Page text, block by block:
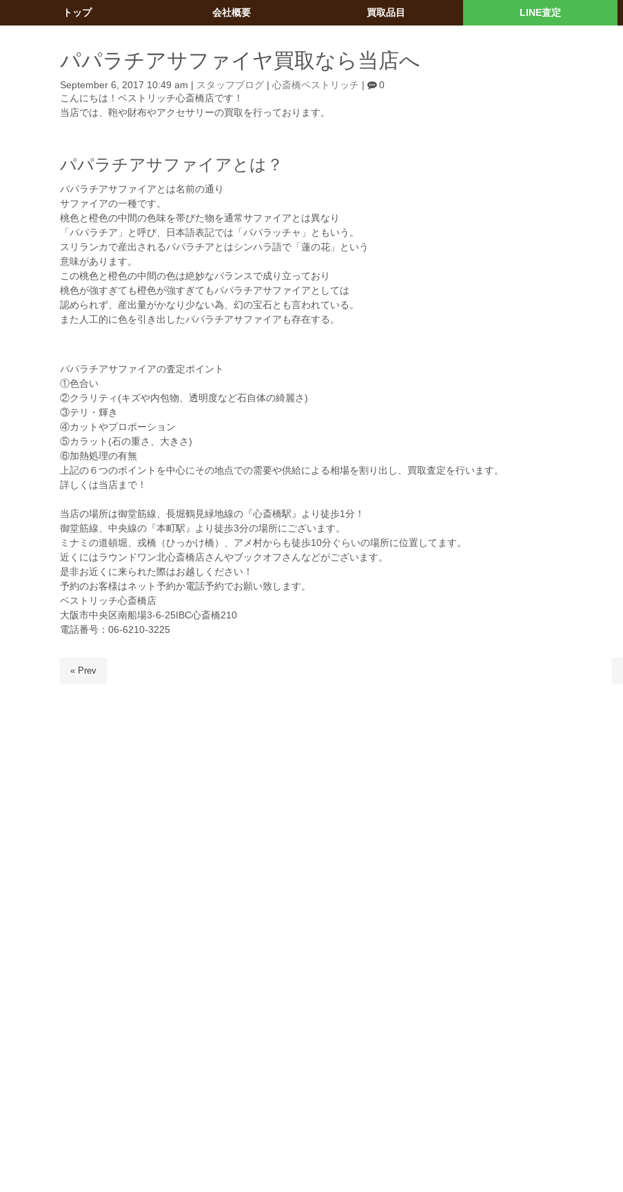
トップ 会社概要 買取品目 LINE査定
パパラチアサファイヤ買取なら当店へ
September 6, 2017 10:49 am スタッフブログ 心斎橋ベストリッチ
0
こんにちは！ベストリッチ心斎橋店です！
当店では、鞄や財布やアクセサリーの買取を行っております。
パパラチアサファイアとは？
パパラチアサファイアとは名前の通り
サファイアの一種です。
桃色と橙色の中間の色味を帯びた物を通常サファイアとは異なり
「パパラチア」と呼び、日本語表記では「パパラッチャ」ともいう。
スリランカで産出されるパパラチアとはシンハラ語で「蓮の花」という
意味があります。
この桃色と橙色の中間の色は絶妙なバランスで成り立っており
桃色が強すぎても橙色が強すぎてもパパラチアサファイアとしては
認められず、産出量がかなり少ない為、幻の宝石とも言われている。
また人工的に色を引き出したパパラチアサファイアも存在する。
パパラチアサファイアの査定ポイント
①色合い
②クラリティ(キズや内包物、透明度など石自体の綺麗さ)
③テリ・輝き
④カットやプロポーション
⑤カラット(石の重さ、大きさ)
⑥加熱処理の有無
上記の６つのポイントを中心にその地点での需要や供給による相場を割り出し、買取査定を行います。
詳しくは当店まで！
当店の場所は御堂筋線、長堀鶴見緑地線の『心斎橋駅』より徒歩1分！
御堂筋線、中央線の『本町駅』より徒歩3分の場所にございます。
ミナミの道頓堀、戎橋（ひっかけ橋）、アメ村からも徒歩10分ぐらいの場所に位置してます。
近くにはラウンドワン北心斎橋店さんやブックオフさんなどがございます。
是非お近くに来られた際はお越しください！
予約のお客様はネット予約か電話予約でお願い致します。
ベストリッチ心斎橋店
大阪市中央区南船場3-6-25IBC心斎橋210
電話番号：06-6210-3225
« Prev